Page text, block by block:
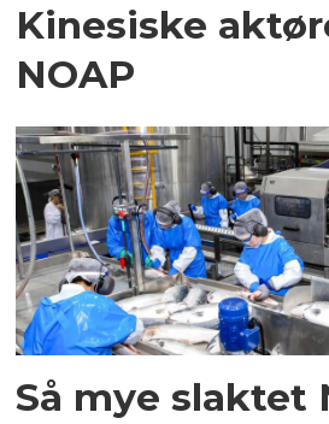
Kinesiske
NOAP
Så mye slaktet